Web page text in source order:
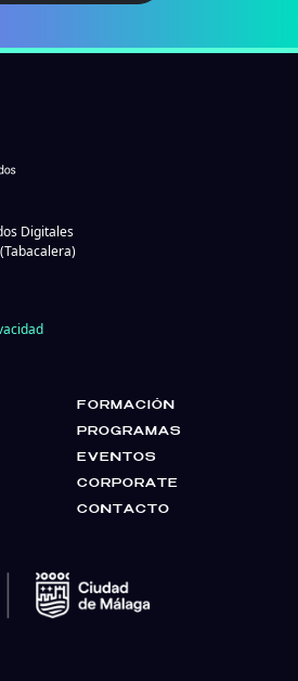
Digitales
FORMACIÓN
PROGRAMAS
EVENTOS
CORPORATE
CONTACTO